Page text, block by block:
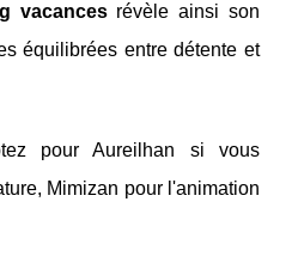
vacancesrévèle ainsi son
équilibrées entre détente et
pour Aureilhan si vous
Mimizan pour l'animation